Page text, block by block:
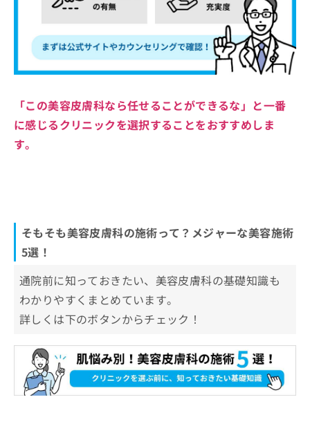
「この美容皮膚科なら任せることができるな」と一番
に感じるクリニックを選択することをおすすめしま
す。
そもそも美容皮膚科の施術って？メジャーな美容施術
5選！
通院前に知っておきたい、美容皮膚科の基礎知識も
わかりやすくまとめています。
詳しくは下のボタンからチェック！